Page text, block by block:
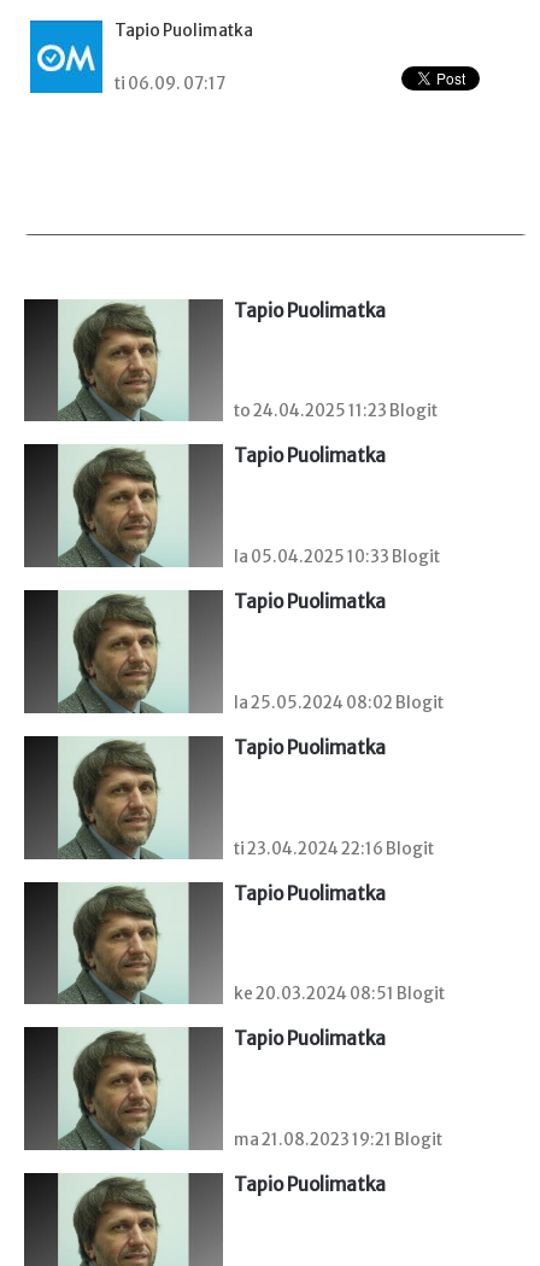
Tapio Puolimatka
ti 06.09. 07:17
Tapio Puolimatka
to 24.04.2025 11:23 Blogit
Tapio Puolimatka
la 05.04.2025 10:33 Blogit
Tapio Puolimatka
la 25.05.2024 08:02 Blogit
Tapio Puolimatka
ti 23.04.2024 22:16 Blogit
Tapio Puolimatka
ke 20.03.2024 08:51 Blogit
Tapio Puolimatka
ma 21.08.2023 19:21 Blogit
Tapio Puolimatka